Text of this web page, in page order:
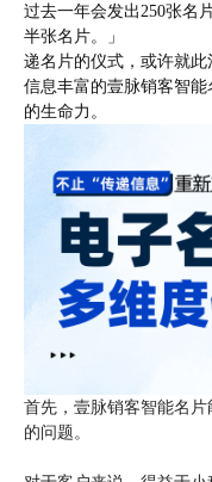
过去一年会发出250张名
半张名片。」
递名片的仪式，或许就此
信息丰富的壹脉销客智
的生命力。
首先，壹脉销客智能名
的问题。